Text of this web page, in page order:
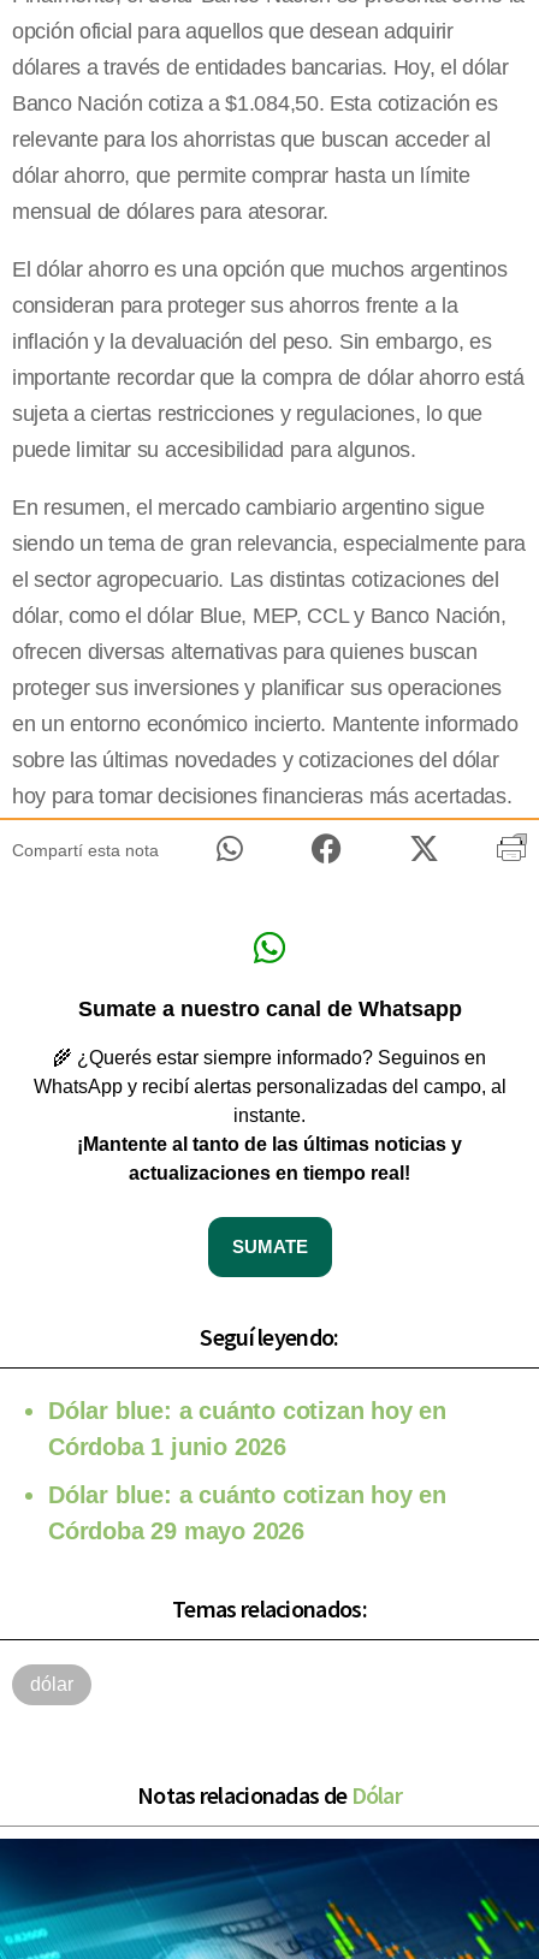
opción oficial para aquellos que desean adquirir
dólares a través de entidades bancarias. Hoy, el dólar
Banco Nación cotiza a $1.084,50. Esta cotización es
relevante para los ahorristas que buscan acceder al
dólar ahorro, que permite comprar hasta un límite
mensual de dólares para atesorar.
El dólar ahorro es una opción que muchos argentinos
consideran para proteger sus ahorros frente a la
inflación y la devaluación del peso. Sin embargo, es
importante recordar que la compra de dólar ahorro está
sujeta a ciertas restricciones y regulaciones, lo que
puede limitar su accesibilidad para algunos.
En resumen, el mercado cambiario argentino sigue
siendo un tema de gran relevancia, especialmente para
el sector agropecuario. Las distintas cotizaciones del
dólar, como el dólar Blue, MEP, CCL y Banco Nación,
ofrecen diversas alternativas para quienes buscan
proteger sus inversiones y planificar sus operaciones
en un entorno económico incierto. Mantente informado
sobre las últimas novedades y cotizaciones del dólar
hoy para tomar decisiones financieras más acertadas.
Compartí esta nota
Sumate a nuestro canal de Whatsapp
🌾 ¿Querés estar siempre informado? Seguinos en
WhatsApp y recibí alertas personalizadas del campo, al
instante.
¡Mantente al tanto de las últimas noticias y
actualizaciones en tiempo real!
SUMATE
Seguí leyendo:
Dólar blue: a cuánto cotizan hoy en
Córdoba 1 junio 2026
Dólar blue: a cuánto cotizan hoy en
Córdoba 29 mayo 2026
Temas relacionados:
dólar
Notas relacionadas de Dólar